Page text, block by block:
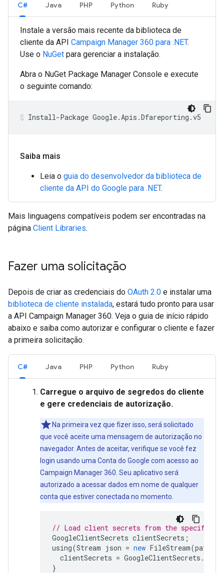
C# Java PHP Python Ruby
Instale a versão mais recente da biblioteca de
cliente da API Campaign Manager 360 para .NET.
Use o NuGet para gerenciar a instalação.
Abra o NuGet Package Manager Console e execute
o seguinte comando:
Saiba mais
Leia o guia do desenvolvedor da biblioteca de
cliente da API do Google para .NET.
Mais linguagens compatíveis podem ser encontradas na
página Client Libraries.
Fazer uma solicitação
Depois de criar as credenciais do OAuth 2.0 e instalar uma
biblioteca de cliente instalada, estará tudo pronto para usar
a API Campaign Manager 360. Veja o guia de início rápido
abaixo e saiba como autorizar e configurar o cliente e fazer
a primeira solicitação.
C# Java PHP Python Ruby
Carregue o arquivo de segredos do cliente
e gere credenciais de autorização.
Na primeira vez que fizer isso, será solicitado
que você aceite uma mensagem de autorização no
navegador. Antes de aceitar, verifique se você fez
login usando uma Conta do Google com acesso ao
Campaign Manager 360. Seu aplicativo será
autorizado a acessar dados em nome de qualquer
conta que estiver conectada no momento.
// Load client secrets from the specified
GoogleClientSecrets clientSecrets ;
using(Stream json = new FileStream(
clientSecrets = GoogleClientSecrets .
}